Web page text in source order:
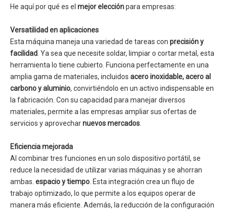
He aquí por qué es el mejor elecciónpara empresas:
Versatilidad en aplicaciones
Esta máquina maneja una variedad de tareas con precisión y
facilidad . Ya sea que necesite soldar, limpiar o cortar metal, esta
herramienta lo tiene cubierto. Funciona perfectamente en una
amplia gama de materiales, incluidos acero inoxidable, acero al
carbono y aluminio, convirtiéndolo en un activo indispensable en
la fabricación. Con su capacidad para manejar diversos
materiales, permite a las empresas ampliar sus ofertas de
servicios y aprovecharnuevos mercados
Eficiencia mejorada
Al combinar tres funciones en un solo dispositivo portátil, se
reduce la necesidad de utilizar varias máquinas y se ahorran
ambas. espacio y tiempo . Esta integración crea un flujo de
trabajo optimizado, lo que permite a los equipos operar de
manera más eficiente. Además, la reducción de la configuración